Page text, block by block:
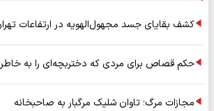
کشف بقایای جسد مجهول‌الهویه در ارتفاعات
حکم قصاص برای مردی که دختربچه‌ای را به
مجازات مرگ؛ تاوان شلیک مرگبار به صاحبخانه